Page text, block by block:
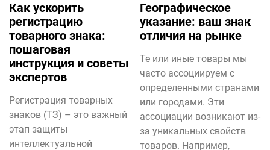
Как ускорить
регистрацию
товарного знака:
пошаговая
инструкция и советы
экспертов
Регистрация товарных
знаков (ТЗ) – это важный
этап защиты
интеллектуальной
Географическое
указание: ваш знак
отличия на рынке
Те или иные товары мы
часто ассоциируем с
определенными странами
или городами. Эти
ассоциации возникают из-
за уникальных свойств
товаров. Например,